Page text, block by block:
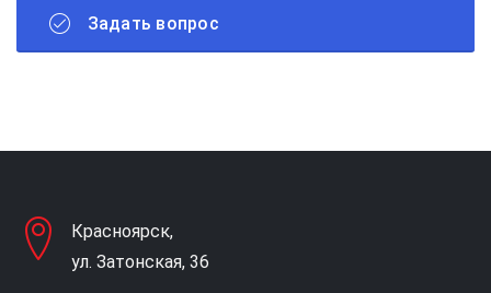
Задать вопрос
Красноярск,
ул. Затонская, 36